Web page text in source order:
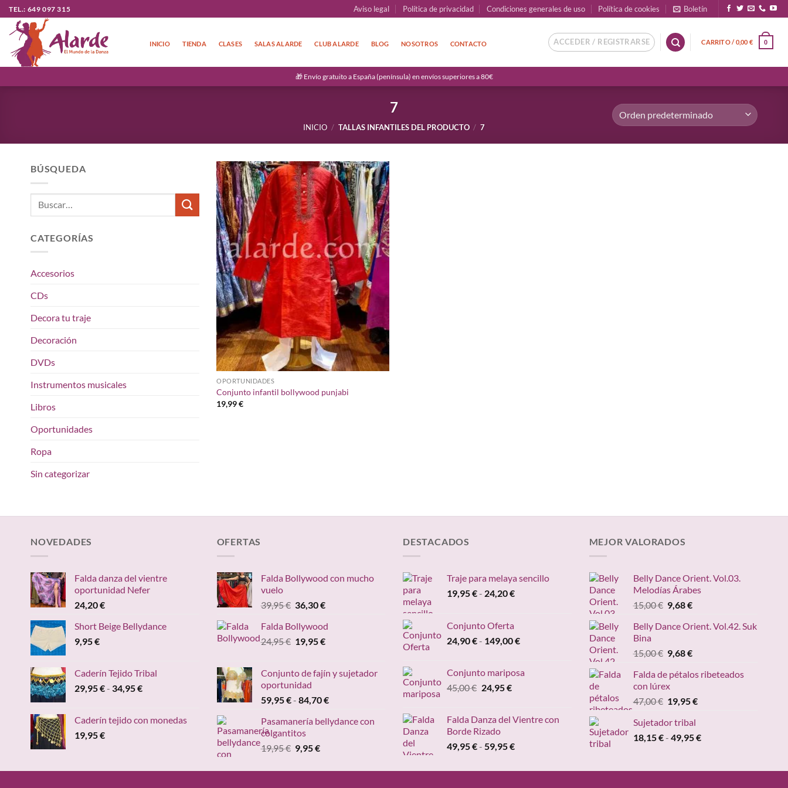
Saltar
al
contenido
TEL.: 649 097 315 Aviso legal Política de privacidad Condiciones generales de uso Política de cookies Boletín
INICIO TIENDA CLASES SALAS ALARDE CLUB ALARDE BLOG NOSOTROS CONTACTO ACCEDER / REGISTRARSE CARRITO /0,00 € 0
🎁 Envío gratuito a España (península) en envíos superiores a 80€
7
INICIO / TALLAS INFANTILES DEL PRODUCTO / 7
BÚSQUEDA
Buscar
CATEGORÍAS
Accesorios
CDs
Decora tu traje
Decoración
DVDs
Instrumentos musicales
Libros
Oportunidades
Ropa
Sin categorizar
Añadir
a la
lista de
deseos
OPORTUNIDADES
Conjunto infantil bollywood punjabi
19,99€
NOVEDADES
Falda danza del vientre
oportunidad Nefer
24,20€
Short Beige Bellydance
9,95€
Caderín Tejido Tribal
29,95€- 34,95€Rango
desde
Caderín tejido con monedas
19,95€
OFERTAS
Falda Bollywood con mucho
vuelo
39,95€ El
original
era:
36,30€El
actual
es:
Falda Bollywood
24,95€ El
era:
24,95 €.
19,95€El
es:
Conjunto de fajín y sujetador
oportunidad
59,95€- 84,70€Rango
precios:
84,70 €
Pasamanería bellydance con
colgantitos
19,95€ El
original
9,95€El
actual
DESTACADOS
Traje para melaya sencillo
19,95€- 24,20€Rango
19,95 €
Conjunto Oferta
24,90€- 149,00€Rango
desde
Conjunto mariposa
45,00€ El
era:
45,00 €.
24,95€El
es:
Falda Danza del Vientre con
Borde Rizado
49,95€- 59,95€Rango
precios:
MEJOR VALORADOS
Belly Dance Orient. Vol.03.
Melodías Árabes
15,00€ El
original
15,00 €.
9,68€El
actual
9,68 €.
Belly Dance Orient. Vol.42. Suk
Bina
15,00€ El
original
era:
15,00 €.
9,68€El
actual
9,68 €.
Falda de pétalos ribeteados
con lúrex
47,00€ El
original
era:
19,95€El
es:
Sujetador tribal
18,15€- 49,95€Rango
desde